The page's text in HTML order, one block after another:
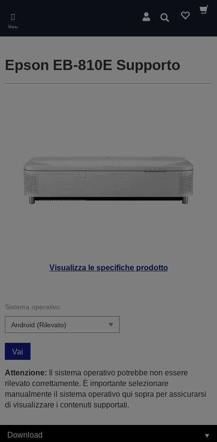
main
content
Menu
Cerca
Visualizza le specifiche prodotto
Epson EB-810E Supporto
Sistema operativo:
Vai
Attenzione: Il sistema operativo potrebbe non essere
rilevato correttamente. È importante selezionare
manualmente il sistema operativo qui sopra per assicurarsi
di visualizzare i contenuti supportati.
Download